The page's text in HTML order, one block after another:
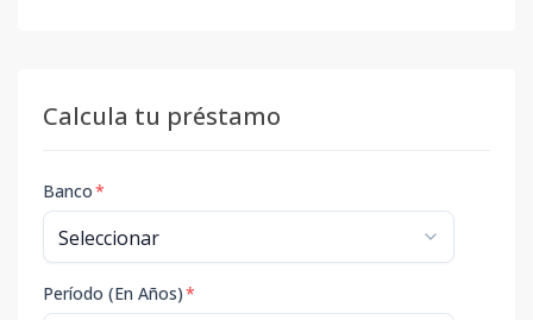
Calcula tu préstamo
Banco*
Período (En Años)*